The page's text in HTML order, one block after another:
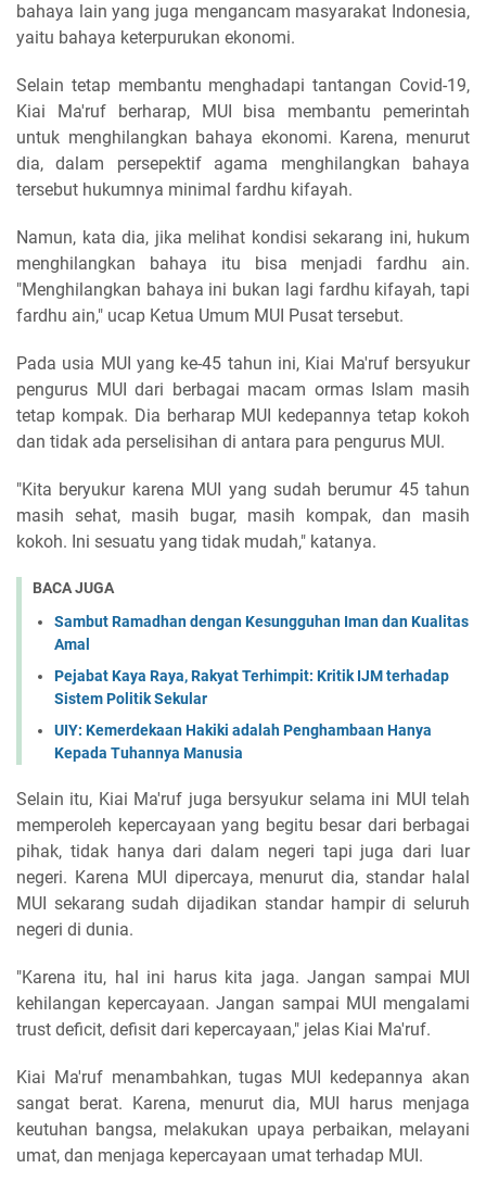
bahaya lain yang juga mengancam masyarakat Indonesia,
yaitu bahaya keterpurukan ekonomi.
Selain tetap membantu menghadapi tantangan Covid-19,
Kiai Ma'ruf berharap, MUI bisa membantu pemerintah
untuk menghilangkan bahaya ekonomi. Karena, menurut
dia, dalam persepektif agama menghilangkan bahaya
tersebut hukumnya minimal fardhu kifayah.
Namun, kata dia, jika melihat kondisi sekarang ini, hukum
menghilangkan bahaya itu bisa menjadi fardhu ain.
"Menghilangkan bahaya ini bukan lagi fardhu kifayah, tapi
fardhu ain," ucap Ketua Umum MUI Pusat tersebut.
Pada usia MUI yang ke-45 tahun ini, Kiai Ma'ruf bersyukur
pengurus MUI dari berbagai macam ormas Islam masih
tetap kompak. Dia berharap MUI kedepannya tetap kokoh
dan tidak ada perselisihan di antara para pengurus MUI.
"Kita beryukur karena MUI yang sudah berumur 45 tahun
masih sehat, masih bugar, masih kompak, dan masih
kokoh. Ini sesuatu yang tidak mudah," katanya.
BACA JUGA
Sambut Ramadhan dengan Kesungguhan Iman dan Kualitas
Amal
Pejabat Kaya Raya, Rakyat Terhimpit: Kritik IJM terhadap
Sistem Politik Sekular
UIY: Kemerdekaan Hakiki adalah Penghambaan Hanya
Kepada Tuhannya Manusia
Selain itu, Kiai Ma'ruf juga bersyukur selama ini MUI telah
memperoleh kepercayaan yang begitu besar dari berbagai
pihak, tidak hanya dari dalam negeri tapi juga dari luar
negeri. Karena MUI dipercaya, menurut dia, standar halal
MUI sekarang sudah dijadikan standar hampir di seluruh
negeri di dunia.
"Karena itu, hal ini harus kita jaga. Jangan sampai MUI
kehilangan kepercayaan. Jangan sampai MUI mengalami
trust deficit, defisit dari kepercayaan," jelas Kiai Ma'ruf.
Kiai Ma'ruf menambahkan, tugas MUI kedepannya akan
sangat berat. Karena, menurut dia, MUI harus menjaga
keutuhan bangsa, melakukan upaya perbaikan, melayani
umat, dan menjaga kepercayaan umat terhadap MUI.